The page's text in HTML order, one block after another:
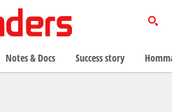
Notes & Docs Success story